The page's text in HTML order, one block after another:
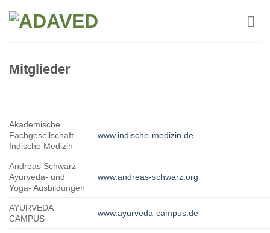
Mitglieder
Akademische
Fachgesellschaft
Indische Medizin
www.indische-medizin.de
Andreas Schwarz
Ayurveda- und
Yoga- Ausbildungen
www.andreas-schwarz.org
AYURVEDA
CAMPUS
www.ayurveda-campus.de